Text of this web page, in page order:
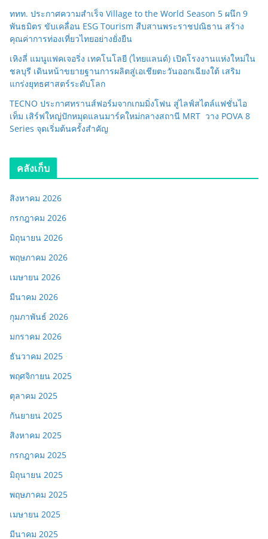
ททท. ประกาศความสำเร็จ Village to the World Season 5 ผนึก 9
พันธมิตร ขับเคลื่อน ESG Tourism สืบสานพระราชปณิธาน สร้าง
คุณค่าการท่องเที่ยวไทยอย่างยั่งยืน
เหิงลี่ แมนูแฟคเจอริ่ง เทคโนโลยี (ไทยแลนด์) เปิดโรงงานแห่งใหม่ใน
ชลบุรี เดินหน้าขยายฐานการผลิตสู่เอเชียตะวันออกเฉียงใต้ เสริม
แกร่งยุทธศาสตร์ระดับโลก
TECNO ประกาศทรานส์ฟอร์มจากเกมมิ่งโฟน สู่ไลฟ์สไตล์แฟชั่นไอ
เท็ม เสิร์ฟใหญ่ปักหมุดแลนมาร์คใหม่กลางสถานี MRT วาง POVA 8
Series จุดเริ่มต้นครั้งสำคัญ
คลังเก็บ
สิงหาคม 2026
กรกฎาคม 2026
มิถุนายน 2026
พฤษภาคม 2026
เมษายน 2026
มีนาคม 2026
กุมภาพันธ์ 2026
มกราคม 2026
ธันวาคม 2025
พฤศจิกายน 2025
ตุลาคม 2025
กันยายน 2025
สิงหาคม 2025
กรกฎาคม 2025
มิถุนายน 2025
พฤษภาคม 2025
เมษายน 2025
มีนาคม 2025